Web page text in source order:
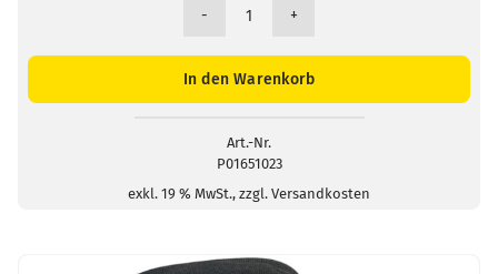
48,00 €
39,00 €.
USB-
Menge
In den Warenkorb
Art.-Nr.
P01651023
exkl. 19 % MwSt., zzgl. Versandkosten